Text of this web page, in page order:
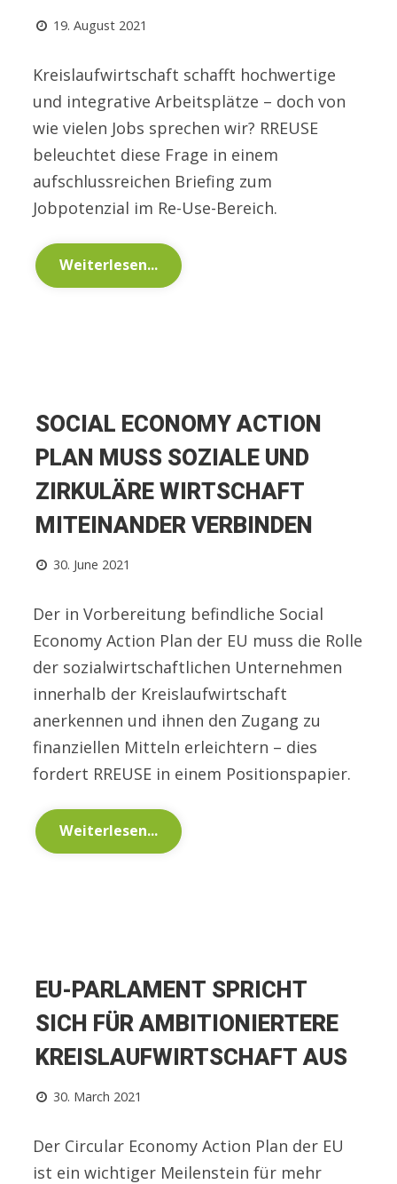
19. August 2021
Kreislaufwirtschaft schafft hochwertige
und integrative Arbeitsplätze – doch von
wie vielen Jobs sprechen wir? RREUSE
beleuchtet diese Frage in einem
aufschlussreichen Briefing zum
Jobpotenzial im Re-Use-Bereich.
Weiterlesen...
SOCIAL ECONOMY ACTION
PLAN MUSS SOZIALE UND
ZIRKULÄRE WIRTSCHAFT
MITEINANDER VERBINDEN
30. June 2021
Der in Vorbereitung befindliche Social
Economy Action Plan der EU muss die Rolle
der sozialwirtschaftlichen Unternehmen
innerhalb der Kreislaufwirtschaft
anerkennen und ihnen den Zugang zu
finanziellen Mitteln erleichtern – dies
fordert RREUSE in einem Positionspapier.
Weiterlesen...
EU-PARLAMENT SPRICHT
SICH FÜR AMBITIONIERTERE
KREISLAUFWIRTSCHAFT AUS
30. March 2021
Der Circular Economy Action Plan der EU
ist ein wichtiger Meilenstein für mehr